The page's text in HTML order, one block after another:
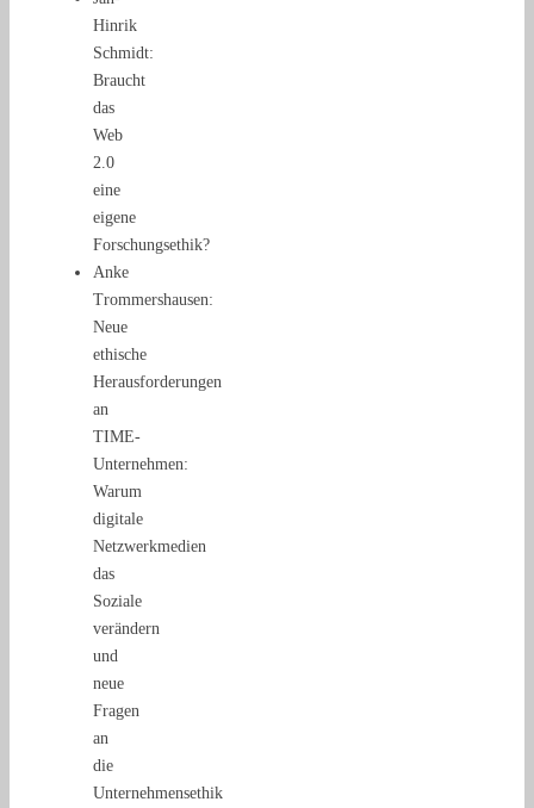
Hinrik
Schmidt:
Braucht
das
Web
2.0
eine
eigene
Forschungsethik?
Anke
Trommershausen:
Neue
ethische
Herausforderungen
an
TIME-
Unternehmen:
Warum
digitale
Netzwerkmedien
das
Soziale
verändern
und
neue
Fragen
an
die
Unternehmensethik